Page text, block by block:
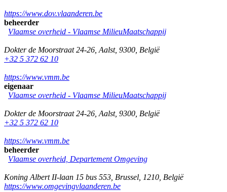
https://www.dov.vlaanderen.be
beheerder
Vlaamse overheid - Vlaamse MilieuMaatschappij
Dokter de Moorstraat 24-26 Aalst, 9300 België
+32 5 372 62 10
https://www.vmm.be
eigenaar
Vlaamse overheid - Vlaamse MilieuMaatschappij
Dokter de Moorstraat 24-26 Aalst, 9300 België
+32 5 372 62 10
https://www.vmm.be
beheerder
Vlaamse overheid, Departement Omgeving
Koning Albert II-laan 15 bus 553 Brussel 1210 België
https://www.omgevingvlaanderen.be